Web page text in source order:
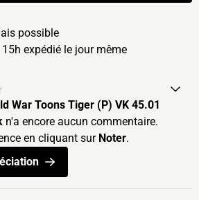
possible
expédié le jour même
War Toons Tiger (P) VK 45.01
n'a encore aucun commentaire.
en cliquant sur Noter.